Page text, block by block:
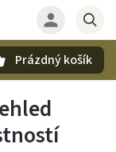
Prázdný košík